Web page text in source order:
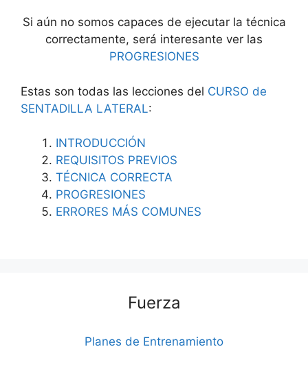
Si aún no somos capaces de ejecutar la técnica
correctamente, será interesante ver las
PROGRESIONES
Estas son todas las lecciones del CURSO de
SENTADILLA LATERAL:
INTRODUCCIÓN
REQUISITOS PREVIOS
TÉCNICA CORRECTA
PROGRESIONES
ERRORES MÁS COMUNES
Fuerza
Planes de Entrenamiento